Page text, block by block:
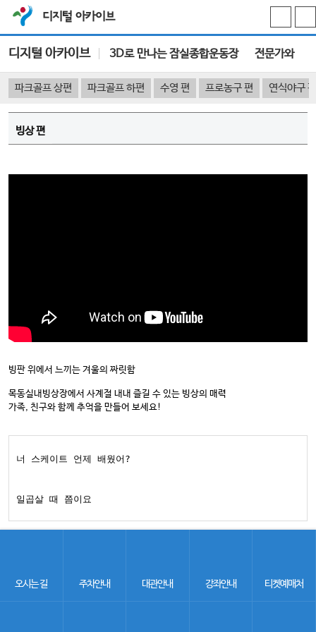
디지털 아카이브
디지털 아카이브 3D로 만나는 잠실종합운동장 전문가와 함
파크골프 상편 파크골프 하편 수영 편 프로농구 편 연식야구 편
빙상 편
빙판 위에서 느끼는 겨울의 짜릿함
목동실내빙상장에서 사계절 내내 즐길 수 있는 빙상의 매력
가족, 친구와 함께 추억을 만들어 보세요!
너 스케이트 언제 배웠어?
일곱살 때 쯤이요
한 번 해 봐
오시는 길 주차안내 대관안내 강좌안내 티켓예매처